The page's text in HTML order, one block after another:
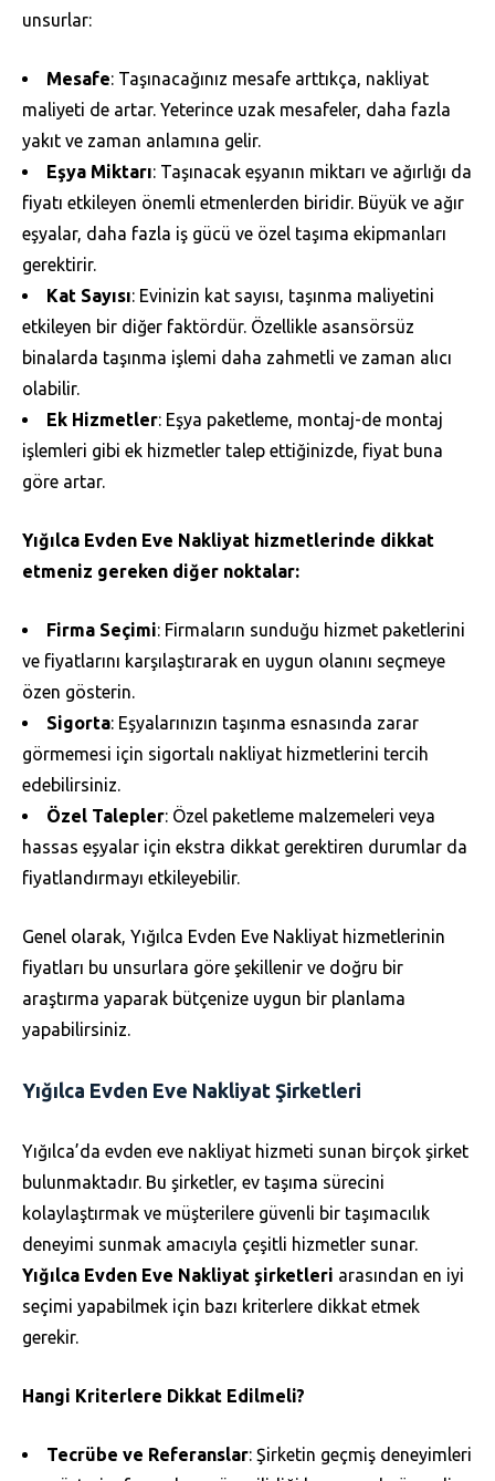
unsurlar:
Mesafe: Taşınacağınız mesafe arttıkça, nakliyat
maliyeti de artar. Yeterince uzak mesafeler, daha fazla
yakıt ve zaman anlamına gelir.
Eşya Miktarı: Taşınacak eşyanın miktarı ve ağırlığı da
fiyatı etkileyen önemli etmenlerden biridir. Büyük ve ağır
eşyalar, daha fazla iş gücü ve özel taşıma ekipmanları
gerektirir.
Kat Sayısı: Evinizin kat sayısı, taşınma maliyetini
etkileyen bir diğer faktördür. Özellikle asansörsüz
binalarda taşınma işlemi daha zahmetli ve zaman alıcı
olabilir.
Ek Hizmetler: Eşya paketleme, montaj-de montaj
işlemleri gibi ek hizmetler talep ettiğinizde, fiyat buna
göre artar.
Yığılca Evden Eve Nakliyat hizmetlerinde dikkat
etmeniz gereken diğer noktalar:
Firma Seçimi: Firmaların sunduğu hizmet paketlerini
ve fiyatlarını karşılaştırarak en uygun olanını seçmeye
özen gösterin.
Sigorta: Eşyalarınızın taşınma esnasında zarar
görmemesi için sigortalı nakliyat hizmetlerini tercih
edebilirsiniz.
Özel Talepler: Özel paketleme malzemeleri veya
hassas eşyalar için ekstra dikkat gerektiren durumlar da
fiyatlandırmayı etkileyebilir.
Genel olarak, Yığılca Evden Eve Nakliyat hizmetlerinin
fiyatları bu unsurlara göre şekillenir ve doğru bir
araştırma yaparak bütçenize uygun bir planlama
yapabilirsiniz.
Yığılca Evden Eve Nakliyat Şirketleri
Yığılca’da evden eve nakliyat hizmeti sunan birçok şirket
bulunmaktadır. Bu şirketler, ev taşıma sürecini
kolaylaştırmak ve müşterilere güvenli bir taşımacılık
deneyimi sunmak amacıyla çeşitli hizmetler sunar.
Yığılca Evden Eve Nakliyat şirketleri arasından en iyi
seçimi yapabilmek için bazı kriterlere dikkat etmek
gerekir.
Hangi Kriterlere Dikkat Edilmeli?
Tecrübe ve Referanslar: Şirketin geçmiş deneyimleri